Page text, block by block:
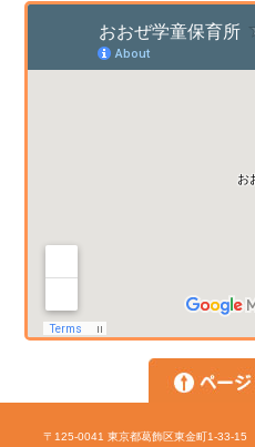
〒125-0041 東京都葛飾区東金町1-33-